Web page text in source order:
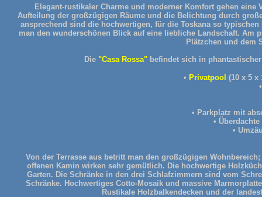
Elegant-rustikaler Charme und moderner Komfort gehen
Aufteilung der großzügigen Räume und die Belichtung durch
ansprechend sind die hochwertigen, für die Toskana so
man den wunderschönen Blick auf eine liebliche Landschaft. Am
Plätzchen und dem
Die "Casa Rossa"befindet sich in
• Privatpool (10 x 5 x
• Parkplatz mit
•
•
Von der Terrasse aus betritt man den großzügigen
offenen Kamin wirken sehr gemütlich. Die hochwertige
Garten. Die Schränke in den drei Schlafzimmern sind vom
Schränke. Hochwertiges Cotto-Mosaik und massive
Rustikale Holzbalkendecken und der